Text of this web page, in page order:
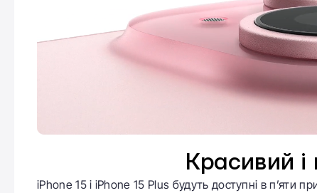
Красивий
iPhone 15 і iPhone 15 Plus будуть доступні в